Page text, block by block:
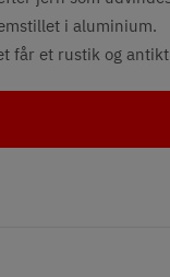
i aluminium.
får et rustik og